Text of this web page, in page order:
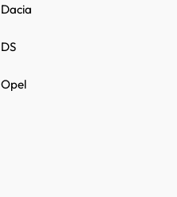
DS
Opel
Dacia